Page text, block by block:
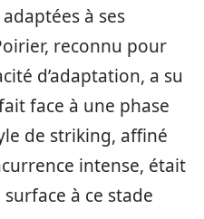
à ses
reconnu pour
d’adaptation, a su
face à une phase
de striking, affiné
intense, était
à ce stade